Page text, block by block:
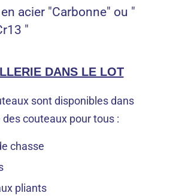
acier "Carbonne" ou "
"
DANS LE LOT
sont disponibles dans
couteaux pour tous :
chasse
pliants